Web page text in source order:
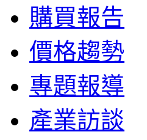
購買報告
價格趨勢
專題報導
產業訪談